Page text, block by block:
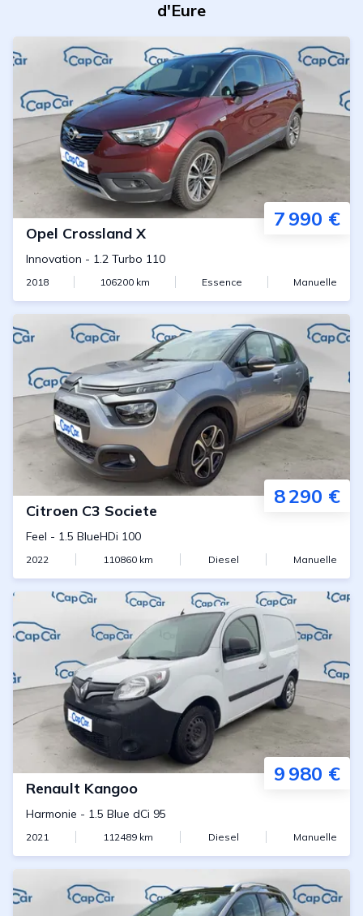
d'Eure
7 990 €
Opel Crossland X
Innovation - 1.2 Turbo 110
2018 106200 km Essence Manuelle
8 290 €
Citroen C3 Societe
Feel - 1.5 BlueHDi 100
2022 110860 km Diesel Manuelle
9 980 €
Renault Kangoo
Harmonie - 1.5 Blue dCi 95
2021 112489 km Diesel Manuelle